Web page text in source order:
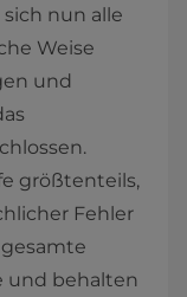
nun alle
Weise
und
größtenteils,
Fehler
und behalten